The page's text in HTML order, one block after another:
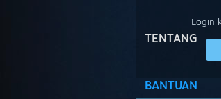
TENTANG
BANTUAN
Login